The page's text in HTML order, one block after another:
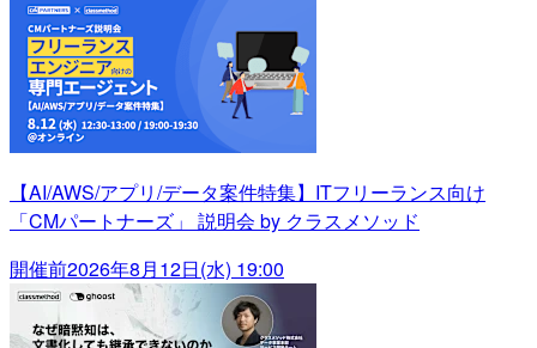
【AI/AWS/アプリ/データ案件特集】ITフリーランス向け
「CMパートナーズ」 説明会 by クラスメソッド
開催前2026年8月12日(水) 19:00